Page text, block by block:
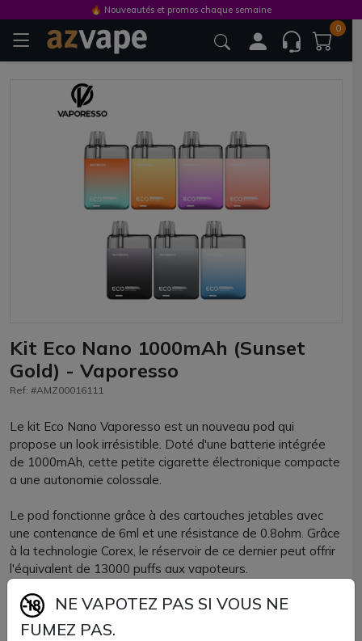
0
Kit Eco Nano 1000mAh (Sunset
Gold) - Vaporesso
Ref: #AMZ00016111
Le kit Eco Nano Vaporesso est un nouveau pod qui
propose un look irrésistible. Doté d'une batterie intégrée
de 1000mAh, cette petite cigarette électronique compacte
a une autonomie colossale.
Le pod fonctionne grâce à des cartouches jetables avec
une contenance de 6ml et une résistance de 0.8ohm. Grâce
à la technologie Corex, le réservoir de ce dernier peut offrir
l'équivalent de 13000 puffs aux vapoteurs.
Le kit Eco nano propose un design innovant et tendance
avec une version full metal.
🔥 Nouveautés et promos chaque semaine
NE VAPOTEZ PAS SI VOUS NE
FUMEZ PAS.